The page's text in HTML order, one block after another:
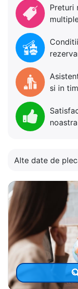
Preturi
si in
Alte date de